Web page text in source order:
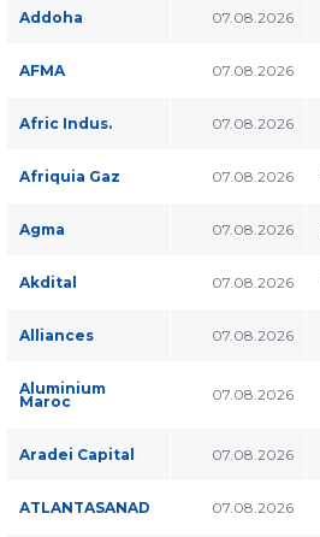
Addoha 07.08.2026
AFMA 07.08.2026
Afric Indus. 07.08.2026
Afriquia Gaz 07.08.2026
Agma 07.08.2026
Akdital 07.08.2026
Alliances 07.08.2026
Aluminium
Maroc 07.08.2026
Aradei Capital 07.08.2026
ATLANTASANAD 07.08.2026